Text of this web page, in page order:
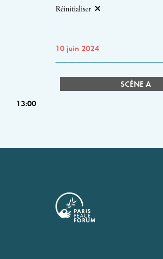
Réinitialiser
10 juin 2024
SCÈNE A
13:00